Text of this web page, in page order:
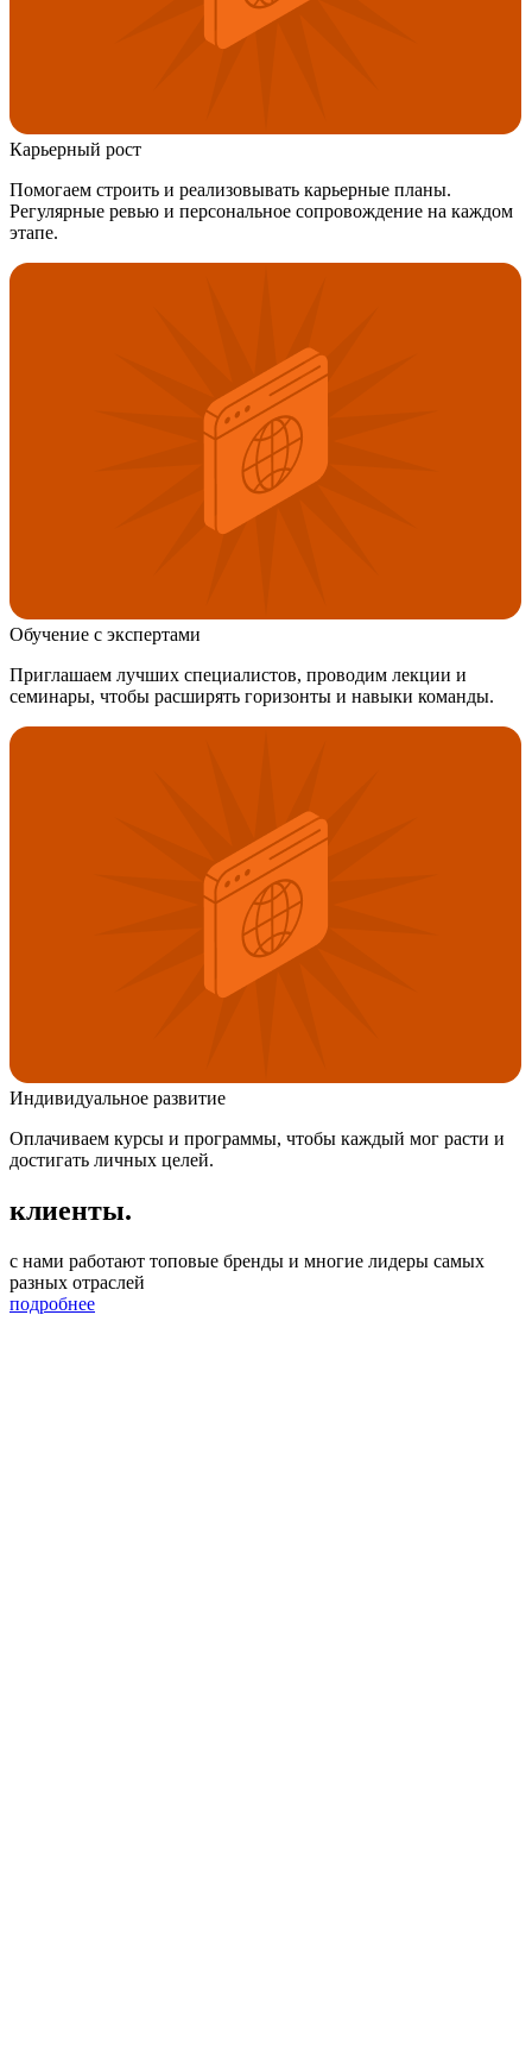
Карьерный рост
Помогаем строить и реализовывать карьерные планы.
Регулярные ревью и персональное сопровождение на каждом
этапе.
Обучение с экспертами
Приглашаем лучших специалистов, проводим лекции и
семинары, чтобы расширять горизонты и навыки команды.
Индивидуальное развитие
Оплачиваем курсы и программы, чтобы каждый мог расти и
достигать личных целей.
клиенты.
с нами работают топовые бренды и многие лидеры самых
разных отраслей
подробнее